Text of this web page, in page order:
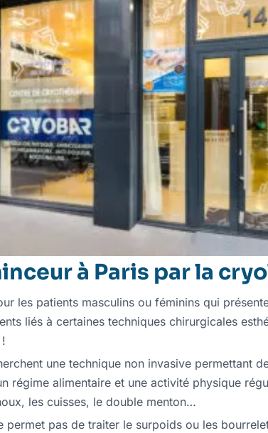
à Paris par la
les patients masculins ou féminins qui
liés à certaines techniques chirurgicales
une technique non invasive permettant
régime alimentaire et une activité physique
les cuisses, le double menton…
permet pas de traiter le surpoids ou les